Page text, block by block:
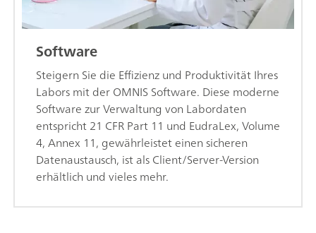
Software
Steigern Sie die Effizienz und Produktivität Ihres
Labors mit der OMNIS Software. Diese moderne
Software zur Verwaltung von Labordaten
entspricht 21 CFR Part 11 und EudraLex, Volume
4, Annex 11, gewährleistet einen sicheren
Datenaustausch, ist als Client/Server-Version
erhältlich und vieles mehr.